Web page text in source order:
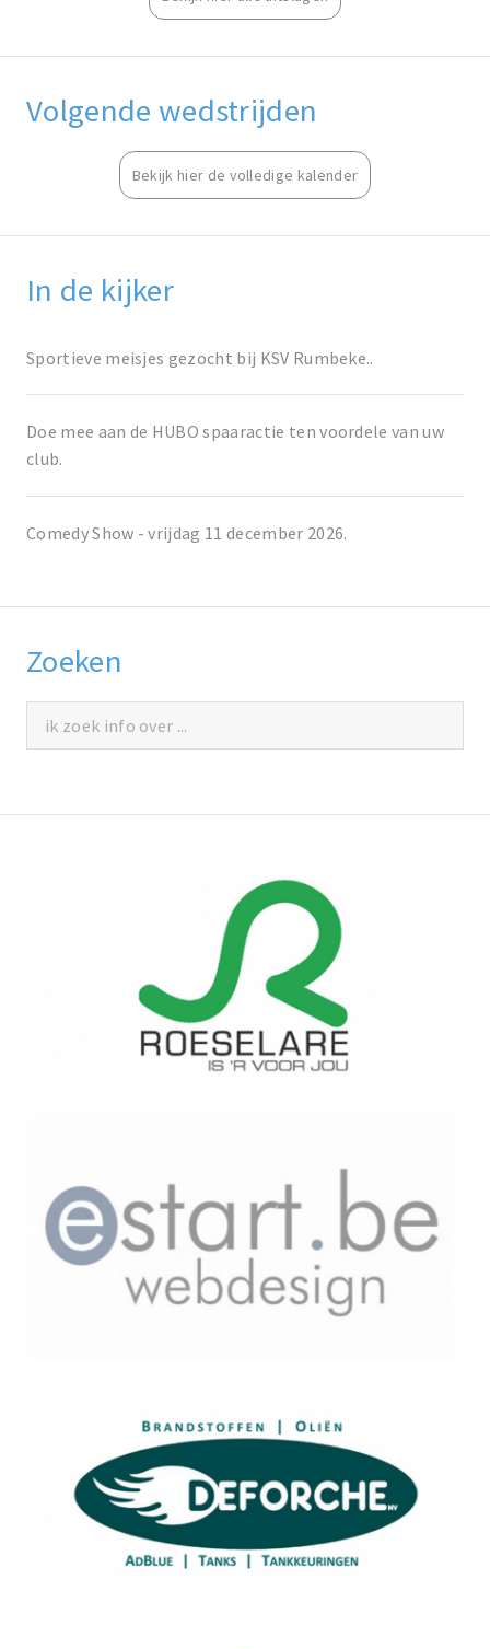
Volgende wedstrijden
Bekijk hier de volledige kalender
In de kijker
Sportieve meisjes gezocht bij KSV Rumbeke..
Doe mee aan de HUBO spaaractie ten voordele van uw
club.
Comedy Show - vrijdag 11 december 2026.
Zoeken